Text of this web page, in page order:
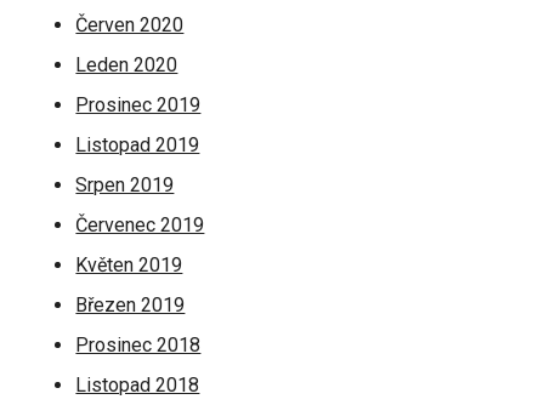
Červen 2020
Leden 2020
Prosinec 2019
Listopad 2019
Srpen 2019
Červenec 2019
Květen 2019
Březen 2019
Prosinec 2018
Listopad 2018